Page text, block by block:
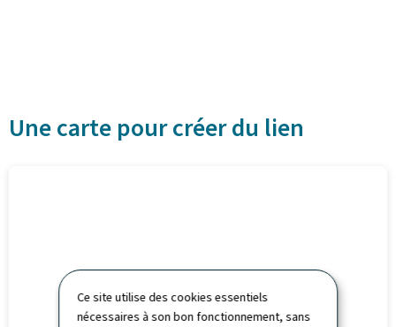
Ce site utilise des cookies essentiels
nécessaires à son bon fonctionnement, sans
Une carte pour créer du lien